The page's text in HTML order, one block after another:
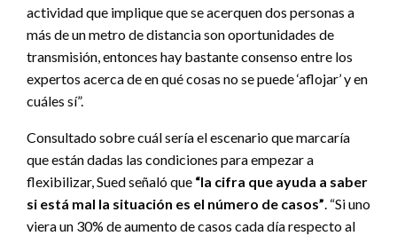
actividad que implique que se acerquen dos personas a
más de un metro de distancia son oportunidades de
transmisión, entonces hay bastante consenso entre los
expertos acerca de en qué cosas no se puede ‘aflojar’ y en
cuáles sí”.
Consultado sobre cuál sería el escenario que marcaría
que están dadas las condiciones para empezar a
flexibilizar, Sued señaló que “la cifra que ayuda a saber
si está mal la situación es el número de casos”. “Si uno
viera un 30% de aumento de casos cada día respecto al